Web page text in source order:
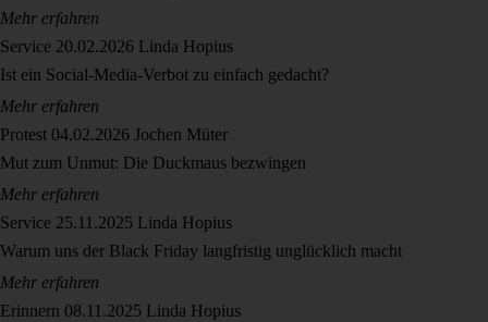
Mehr erfahren
Service 20.02.2026 Linda Hopius
Ist ein Social-Media-Verbot zu einfach gedacht?
Mehr erfahren
Protest 04.02.2026 Jochen Müter
Mut zum Unmut: Die Duckmaus bezwingen
Mehr erfahren
Service 25.11.2025 Linda Hopius
Warum uns der Black Friday langfristig unglücklich macht
Mehr erfahren
Erinnern 08.11.2025 Linda Hopius